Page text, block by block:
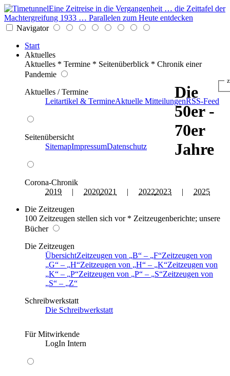
Eine Zeitreise in die Vergangenheit … die Zeittafel der
Machtergreifung 1933 … Parallelen zum Heute entdecken
Navigator
Start
Aktuelles
Aktuelles * Termine * Seitenüberblick * Chronik einer
Pandemie
Aktuelles / Termine
Leitartikel & TermineAktuelle MitteilungenRSS-Feed
Seitenübersicht
SitemapImpressumDatenschutz
Corona-Chronik
2019 | 20202021 | 20222023 | 2025
Die Zeitzeugen
100 Zeitzeugen stellen sich vor * Zeitzeugenberichte; unsere
Bücher
Die Zeitzeugen
ÜbersichtZeitzeugen von B – F Zeitzeugen von
G
– H Zeitzeugen von H – K Zeitzeugen von
K
– P Zeitzeugen von P – S Zeitzeugen von
S
–
Z
Schreibwerkstatt
Die Schreibwerkstatt
Für Mitwirkende
LogIn Intern
Die
50er -
70er
Jahre